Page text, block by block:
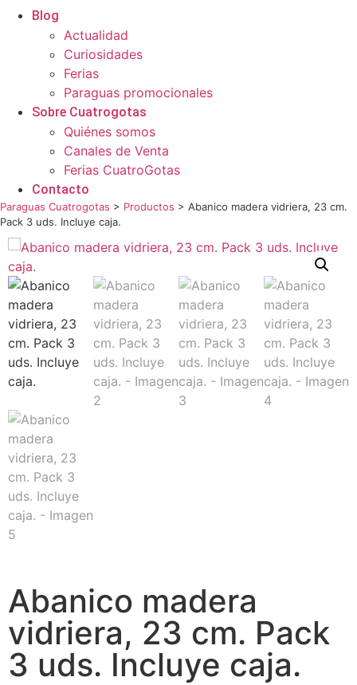
Blog
Actualidad
Curiosidades
Ferias
Paraguas promocionales
Sobre Cuatrogotas
Quiénes somos
Canales de Venta
Ferias CuatroGotas
Contacto
Paraguas Cuatrogotas > Productos > Abanico madera vidriera, 23 cm.
Pack 3 uds. Incluye caja.
Abanico madera
vidriera, 23 cm. Pack
3 uds. Incluye caja.